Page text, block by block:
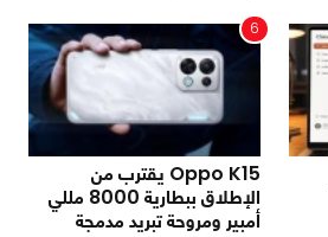
6
Oppo K15 يقترب من
الإطلاق ببطارية 8000 مللي
أمبير ومروحة تبريد مدمجة